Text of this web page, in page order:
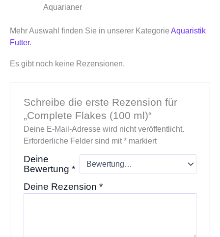
Aquarianer
Mehr Auswahl finden Sie in unserer Kategorie Aquaristik
Futter.
Es gibt noch keine Rezensionen.
Schreibe die erste Rezension für
„Complete Flakes (100 ml)“
Deine E-Mail-Adresse wird nicht veröffentlicht.
Erforderliche Felder sind mit*markiert
Deine
Bewertung *
Deine Rezension *